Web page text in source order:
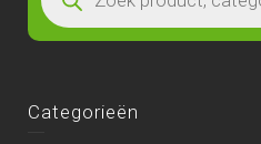
Categorieën